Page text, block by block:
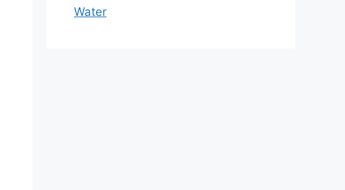
Water